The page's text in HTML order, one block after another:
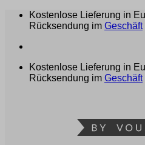
Zum
Kostenlose Lieferung in
Rücksendung im Geschäft
Kostenlose Lieferung in
Rücksendung im Geschäft